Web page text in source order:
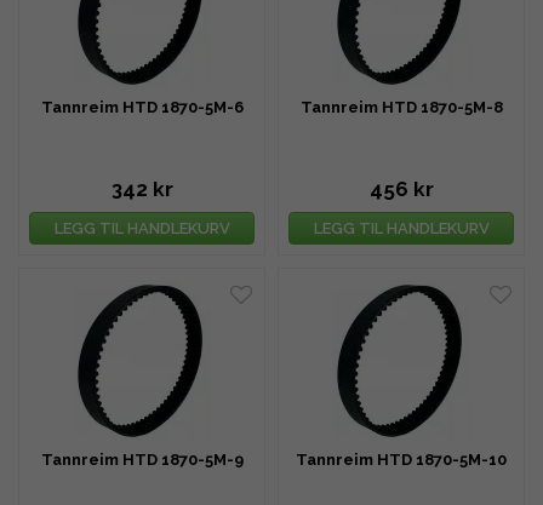
Tannreim HTD 1870-5M-6
342 kr
LEGG TIL HANDLEKURV
Tannreim HTD 1870-5M-8
456 kr
LEGG TIL HANDLEKURV
Tannreim HTD 1870-5M-9 Tannreim HTD 1870-5M-10